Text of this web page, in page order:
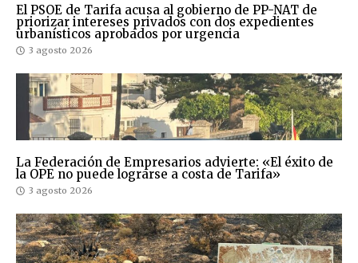
El PSOE de Tarifa acusa al gobierno de PP-NAT de
priorizar intereses privados con dos expedientes
urbanísticos aprobados por urgencia
3 agosto 2026
La Federación de Empresarios advierte: «El éxito de
la OPE no puede lograrse a costa de Tarifa»
3 agosto 2026